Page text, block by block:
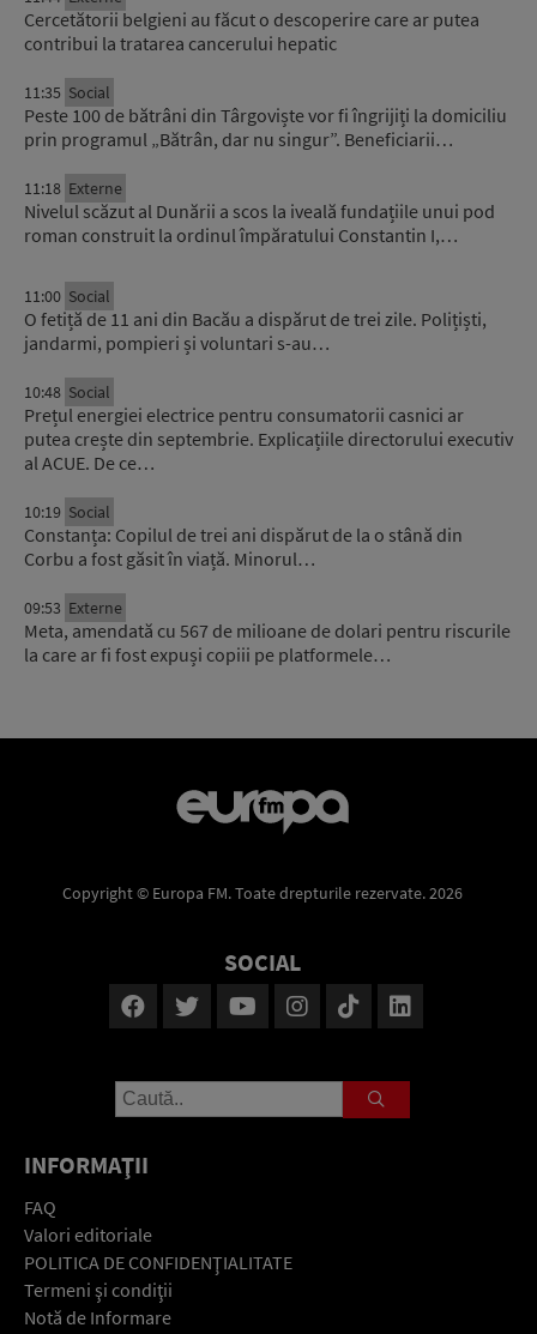
Cercetătorii belgieni au făcut o descoperire care ar putea
contribui la tratarea cancerului hepatic
11:35 Social
Peste 100 de bătrâni din Târgoviște vor fi îngrijiți la domiciliu
prin programul „Bătrân, dar nu singur”. Beneficiarii…
11:18 Externe
Nivelul scăzut al Dunării a scos la iveală fundațiile unui pod
roman construit la ordinul împăratului Constantin I,…
11:00 Social
O fetiță de 11 ani din Bacău a dispărut de trei zile. Polițiști,
jandarmi, pompieri și voluntari s-au…
10:48 Social
Prețul energiei electrice pentru consumatorii casnici ar
putea crește din septembrie. Explicațiile directorului executiv
al ACUE. De ce…
10:19 Social
Constanța: Copilul de trei ani dispărut de la o stână din
Corbu a fost găsit în viață. Minorul…
09:53 Externe
Meta, amendată cu 567 de milioane de dolari pentru riscurile
la care ar fi fost expuși copiii pe platformele…
Copyright © Europa FM. Toate drepturile rezervate. 2026
SOCIAL
INFORMAŢII
FAQ
Valori editoriale
POLITICA DE CONFIDENŢIALITATE
Termeni şi condiţii
Notă de Informare